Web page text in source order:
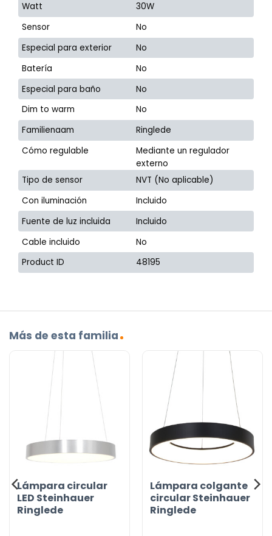
Watt
30W
Sensor
No
Especial para exterior
No
Batería
No
Especial para baño
No
Dim to warm
No
Familienaam
Ringlede
Cómo regulable
Mediante un regulador
externo
Tipo de sensor
NVT (No aplicable)
Con iluminación
Incluido
Fuente de luz incluida
Incluido
Cable incluido
No
Product ID
48195
Más de esta familia
Lámpara circular
LED Steinhauer
Ringlede
Lámpara colgante
circular Steinhauer
Ringlede